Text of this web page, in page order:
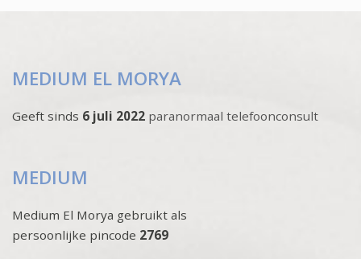
MEDIUM EL MORYA
Geeft sinds 6 juli 2022 paranormaal telefoonconsult
MEDIUM
Medium El Morya gebruikt als
persoonlijke pincode 2769